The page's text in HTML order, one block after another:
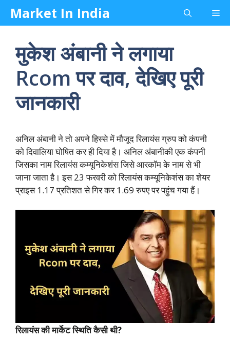
SkipMarket In India
मुकेश अंबानी ने लगाया
Rcom पर दाव, देखिए पूरी
जानकारी
अनिल अंबानी ने तो अपने हिस्से में मौजूद रिलायंस ग्रुप को कंपनी
को दिवालिया घोषित कर ही दिया है। अनिल अंबानीकी एक कंपनी
जिसका नाम रिलायंस कम्यूनिकेशंस जिसे आरकॉम के नाम से भी
जाना जाता है। इस 23 फरवरी को रिलायंस कम्यूनिकेशंस का शेयर
प्राइस 1.17 प्रतिशत से गिर कर 1.69 रुपए पर पहुंच गया हैं।
रिलायंस की मार्केट स्थिति कैसी थी?